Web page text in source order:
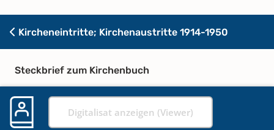
Kircheneintritte; Kirchenaustritte 1914-1950
Steckbrief zum Kirchenbuch
Digitalisat anzeigen (Viewer)